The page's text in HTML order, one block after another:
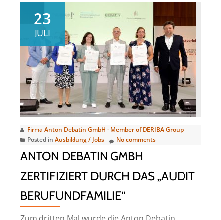
werden
noch
23
JULI
Firma Anton Debatin GmbH - Member of DERIBA Group
Posted in Ausbildung / Jobs No comments
ANTON DEBATIN GMBH
ZERTIFIZIERT DURCH DAS „AUDIT
BERUFUNDFAMILIE“